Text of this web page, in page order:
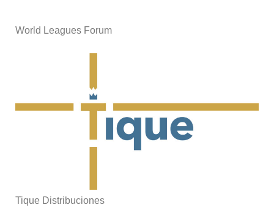
World Leagues Forum
Tique Distribuciones